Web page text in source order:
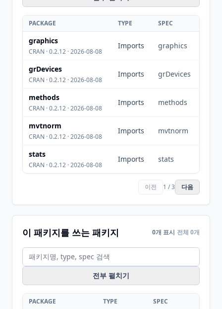
PACKAGE TYPE SPEC
graphics
CRAN · 0.2.12 · 2026-08-08
Imports graphics
grDevices
CRAN · 0.2.12 · 2026-08-08
Imports grDevices
methods
CRAN · 0.2.12 · 2026-08-08
Imports methods
mvtnorm
CRAN · 0.2.12 · 2026-08-08
Imports mvtnorm
stats
CRAN · 0.2.12 · 2026-08-08
Imports stats
이전 1 / 3 다음
이 패키지를 쓰는 패키지 0개 표시 전체 0개
전부 펼치기
PACKAGE TYPE SPEC